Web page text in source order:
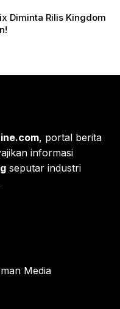
Diminta Rilis Kingdom
, portal berita
informasi
seputar industri
Media